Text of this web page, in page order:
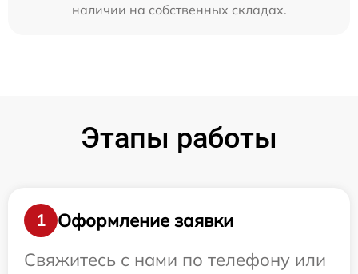
наличии на собственных складах.
Этапы работы
1
Оформление заявки
Свяжитесь с нами по телефону или